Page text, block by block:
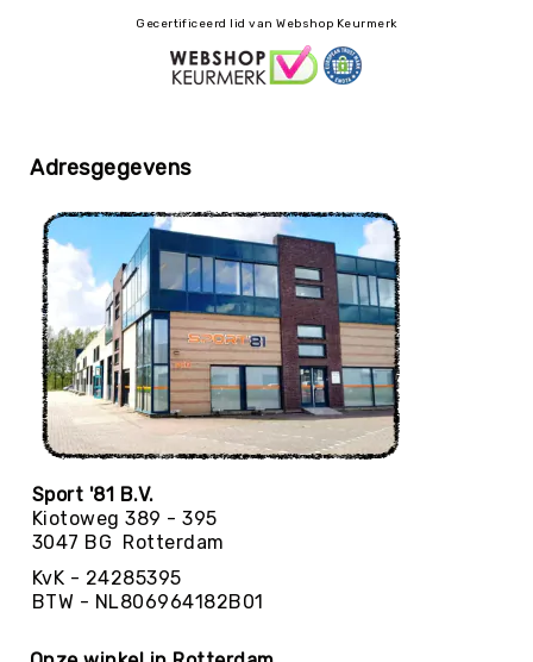
Waterpolo
Yoga
Yoga
Accessoires
KinderYoga
Meditatiekussens
Yoga
Pakketten
Yogamat
reiniging
Zeskamp
Zwemmen
BALLEN
American
Gecertificeerd lid van Webshop Keurmerk
Adresgegevens
Sport '81 B.V.
Kiotoweg 389 - 395
3047 BG Rotterdam
KvK - 24285395
BTW - NL806964182B01